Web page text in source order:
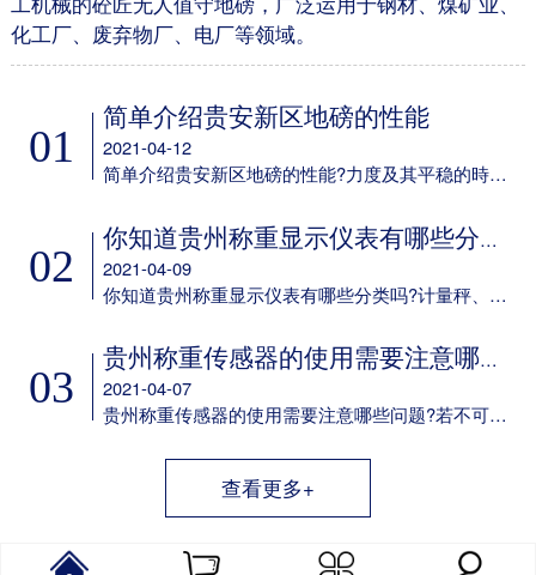
化工厂、废弃物厂、电厂等领域。
01
简单介绍贵安新区地磅的性能
2021-04-12
简单介绍贵安新区地磅的性能?力度及其平稳的時间可设定;多种多样led背光方式可挑选;可任意电池充电;具备欠压保护标示及保护设备;任意配备6V/4aH免维护保养电瓶选配RS-232通信口，串口波特率可选，通讯方式可选;选配50mA电流量环显示屏通信口。
02
你知道贵州称重显示仪表有哪些分类吗
2021-04-09
你知道贵州称重显示仪表有哪些分类吗?计量秤、定量包装机、电子吊秤、电子器件汽车衡、电子器件案秤、皮带秤、动态轨道衡称重显示仪表以及它专用型称重显示仪表。
03
贵州称重传感器的使用需要注意哪些问题
2021-04-07
贵州称重传感器的使用需要注意哪些问题?若不可以确保这一点，则应考虑到在他们中间设定障板防护之，并在箱身体安装 散热风扇。用于精确测量传感器輸出数据信号的电子电路，应尽量配备单独的供电系统变电器，而不必和交流接触器等机器设备同用同一主开关电源。
查看更多+